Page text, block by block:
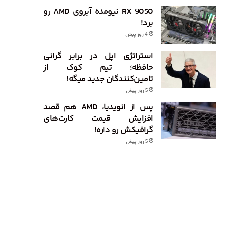
RX 9050 نیومده آبروی AMD رو
برد!
4 روز پیش
استراتژی اپل در برابر گرانی
حافظه؛ تیم کوک از
تامین‌کنندگان جدید میگه!
5 روز پیش
پس از انویدیا، AMD هم قصد
افزایش قیمت کارت‌های
گرافیکش رو داره!
5 روز پیش